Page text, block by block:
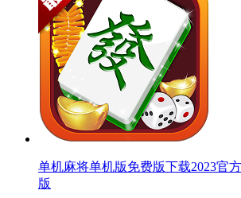
单机麻将单机版免费版下载2023官
版